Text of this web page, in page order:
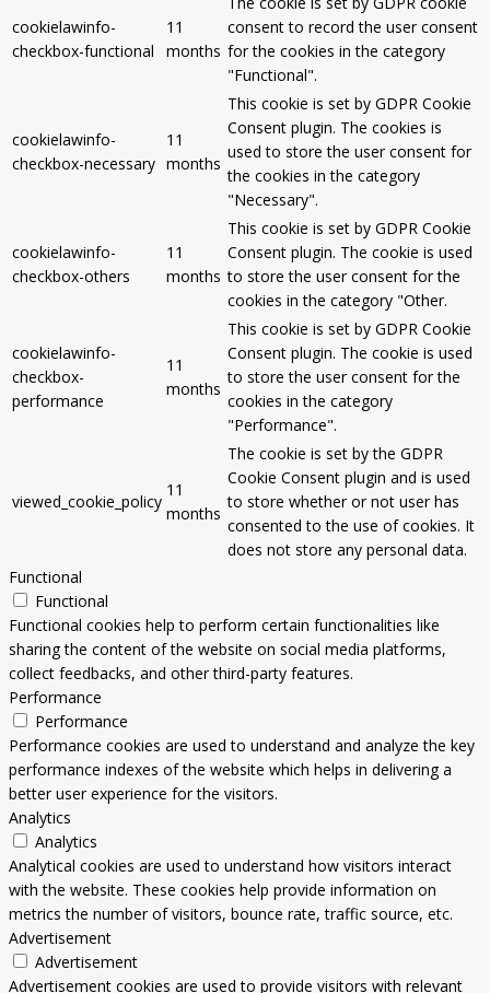
cookielawinfo-
checkbox-functional
11
months
consent to record the user consent
for the cookies in the category
"Functional".
cookielawinfo-
checkbox-necessary
11
months
This cookie is set by GDPR Cookie
Consent plugin. The cookies is
used to store the user consent for
the cookies in the category
"Necessary".
cookielawinfo-
checkbox-others
11
months
This cookie is set by GDPR Cookie
Consent plugin. The cookie is used
to store the user consent for the
cookies in the category "Other.
cookielawinfo-
checkbox-
performance
11
months
This cookie is set by GDPR Cookie
Consent plugin. The cookie is used
to store the user consent for the
cookies in the category
"Performance".
viewed_cookie_policy
11
months
The cookie is set by the GDPR
Cookie Consent plugin and is used
to store whether or not user has
consented to the use of cookies. It
does not store any personal data.
Functional
Functional
Functional cookies help to perform certain functionalities like
sharing the content of the website on social media platforms,
collect feedbacks, and other third-party features.
Performance
Performance
Performance cookies are used to understand and analyze the key
performance indexes of the website which helps in delivering a
better user experience for the visitors.
Analytics
Analytics
Analytical cookies are used to understand how visitors interact
with the website. These cookies help provide information on
metrics the number of visitors, bounce rate, traffic source, etc.
Advertisement
Advertisement
Advertisement cookies are used to provide visitors with relevant